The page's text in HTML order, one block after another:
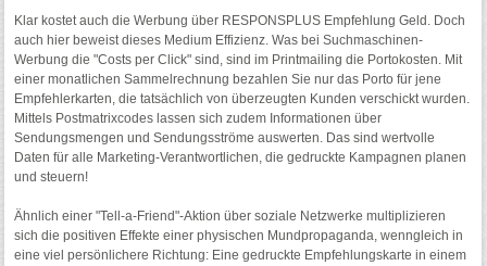
Klar kostet auch die Werbung über RESPONSPLUS Empfehlung Geld. Doch
auch hier beweist dieses Medium Effizienz. Was bei Suchmaschinen-
Werbung die "Costs per Click" sind, sind im Printmailing die Portokosten. Mit
einer monatlichen Sammelrechnung bezahlen Sie nur das Porto für jene
Empfehlerkarten, die tatsächlich von überzeugten Kunden verschickt wurden.
Mittels Postmatrixcodes lassen sich zudem Informationen über
Sendungsmengen und Sendungsströme auswerten. Das sind wertvolle
Daten für alle Marketing-Verantwortlichen, die gedruckte Kampagnen planen
und steuern!
Ähnlich einer "Tell-a-Friend"-Aktion über soziale Netzwerke multiplizieren
sich die positiven Effekte einer physischen Mundpropaganda, wenngleich in
eine viel persönlichere Richtung: Eine gedruckte Empfehlungskarte in einem